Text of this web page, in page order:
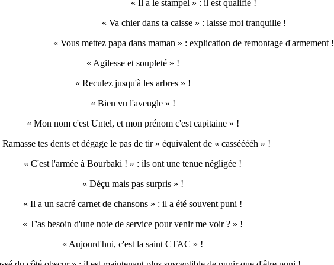
« Il a le stampel » : il est qualifié !
« Va chier dans ta caisse » : laisse moi tranquille !
« Vous mettez papa dans maman » : explication de remontage d'armement !
« Agilesse et soupleté » !
« Reculez jusqu'à les arbres » !
« Bien vu l'aveugle » !
« Mon nom c'est Untel, et mon prénom c'est capitaine » !
Ramasse tes dents et dégage le pas de tir » équivalent de « cassééééh » !
« C'est l'armée à Bourbaki ! » : ils ont une tenue négligée !
« Déçu mais pas surpris » !
« Il a un sacré carnet de chansons » : il a été souvent puni !
« T'as besoin d'une note de service pour venir me voir ? » !
« Aujourd'hui, c'est la saint CTAC » !